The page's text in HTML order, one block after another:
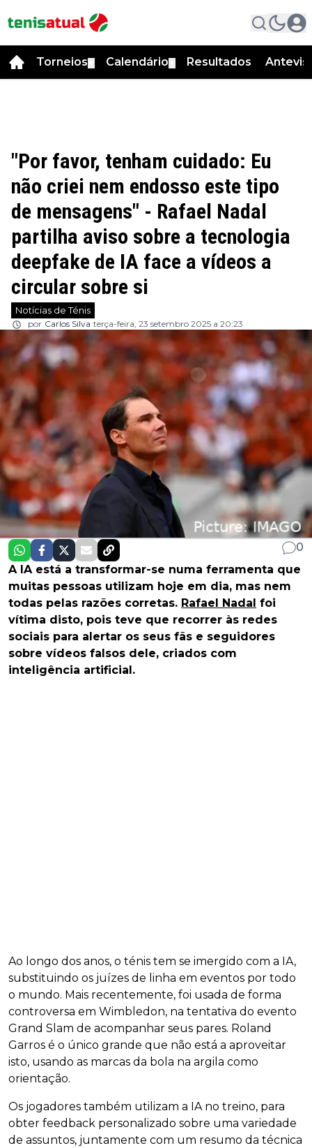
Torneios Calendário Resultados
"Por favor, tenham cuidado: Eu
não criei nem endosso este tipo
de mensagens" - Rafael Nadal
partilha aviso sobre a tecnologia
deepfake de IA face a vídeos a
circular sobre si
Notícias de Ténis
por Carlos Silva terça-feira, 23 setembro 2025 a 20:23
0
A IA está a transformar-se numa ferramenta que
muitas pessoas utilizam hoje em dia, mas nem
todas pelas razões corretas. Rafael Nadal foi
vítima disto, pois teve que recorrer às redes
sociais para alertar os seus fãs e seguidores
sobre vídeos falsos dele, criados com
inteligência artificial.
Ao longo dos anos, o ténis tem se imergido com a IA,
substituindo os juízes de linha em eventos por todo
o mundo. Mais recentemente, foi usada de forma
controversa em Wimbledon, na tentativa do evento
Grand Slam de acompanhar seus pares. Roland
Garros é o único grande que não está a aproveitar
isto, usando as marcas da bola na argila como
orientação.
Os jogadores também utilizam a IA no treino, para
obter feedback personalizado sobre uma variedade
de assuntos, juntamente com um resumo da técnica